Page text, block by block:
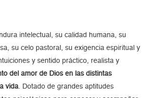
intelectual, su calidad humana, su
su celo pastoral, su exigencia espiritual y
y sentido práctico, realista y
del amor de Dios en las distintas
vida. Dotado de grandes aptitudes